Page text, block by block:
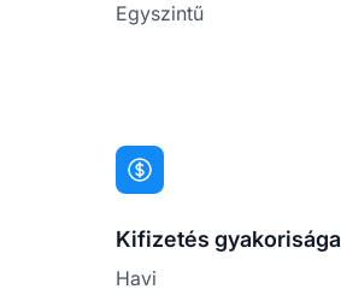
Egyszintű
Kifizetés gyakorisága
Havi